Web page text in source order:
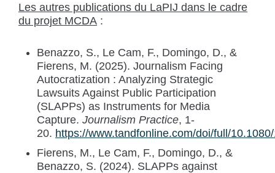
Les autres publications du LaPIJ dans le cadre
du projet MCDA :
Benazzo, S., Le Cam, F., Domingo, D., &
Fierens, M. (2025). Journalism Facing
Autocratization : Analyzing Strategic
Lawsuits Against Public Participation
(SLAPPs) as Instruments for Media
Capture. Journalism Practice, 1-
20. https://www.tandfonline.com/doi/full/
Fierens, M., Le Cam, F., Domingo, D., &
Benazzo, S. (2024). SLAPPs against